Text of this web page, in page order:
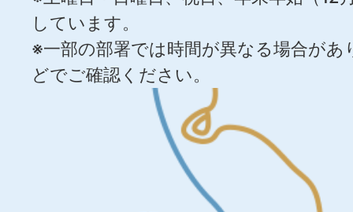
しています。
※一部の部署では時間が異なる場合が
どでご確認ください。